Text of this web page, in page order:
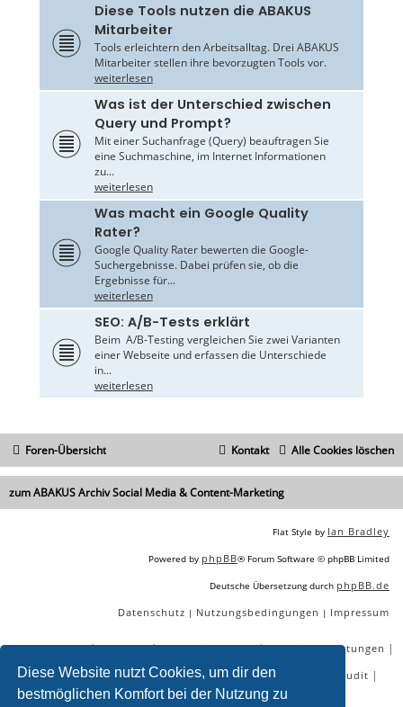
Diese Website nutzt Cookies, um dir den
bestmöglichen Komfort bei der Nutzung zu
Diese Tools nutzen die ABAKUS
Mitarbeiter
Tools erleichtern den Arbeitsalltag. Drei ABAKUS
Mitarbeiter stellen ihre bevorzugten Tools vor.
weiterlesen
Was ist der Unterschied zwischen
Query und Prompt?
Mit einer Suchanfrage (Query) beauftragen Sie
eine Suchmaschine, im Internet Informationen
zu...
weiterlesen
Was macht ein Google Quality
Rater?
Google Quality Rater bewerten die Google-
Suchergebnisse. Dabei prüfen sie, ob die
Ergebnisse für...
weiterlesen
SEO: A/B-Tests erklärt
Beim A/B-Testing vergleichen Sie zwei Varianten
einer Webseite und erfassen die Unterschiede
in...
weiterlesen
Foren-Übersicht Alle Cookies löschen
Kontakt
zum ABAKUS Archiv Social Media & Content-Marketing
Flat Style by Ian Bradley
Powered by phpBB® Forum Software © phpBB Limited
Deutsche Übersetzung durch phpBB.de
Datenschutz | Nutzungsbedingungen | Impressum
SEO Agentur|SEO Blog|SEO Online Tools|SEO Dienstleistungen |
SEO Workshops |SEO Beratung| Backlinks kaufen SEO Audit |
SEO Tools gratis|SEO-Konkurrenzanalyse